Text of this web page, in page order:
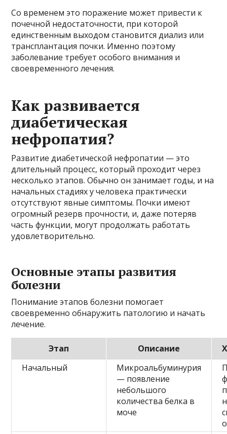
Со временем это поражение может привести к
почечной недостаточности, при которой
единственным выходом становится диализ или
трансплантация почки. Именно поэтому
заболевание требует особого внимания и
своевременного лечения.
Как развивается
диабетическая
нефропатия?
Развитие диабетической нефропатии — это
длительный процесс, который проходит через
несколько этапов. Обычно он занимает годы, и на
начальных стадиях у человека практически
отсутствуют явные симптомы. Почки имеют
огромный резерв прочности, и, даже потеряв
часть функции, могут продолжать работать
удовлетворительно.
Основные этапы развития
болезни
Понимание этапов болезни помогает
своевременно обнаружить патологию и начать
лечение.
Этап Описание
Начальный
Микроальбуминурия
— появление
небольшого
количества белка в
моче